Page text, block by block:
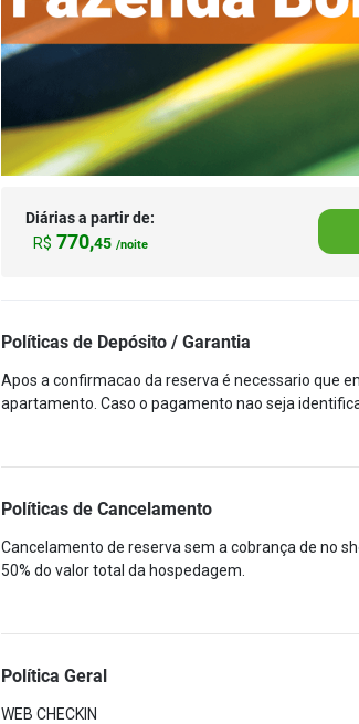
Diárias a partir de:
R$ 770,45 /noite
Políticas de Depósito / Garantia
Apos a confirmacao da reserva é necessario que
apartamento. Caso o pagamento nao seja
Políticas de Cancelamento
Cancelamento de reserva sem a cobrança de no
50% do valor total da hospedagem.
Política Geral
WEB CHECKIN